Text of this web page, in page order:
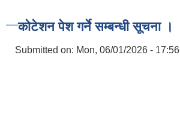
कोटेशन पेश गर्ने सम्बन्धी सूचना ।
Submitted on: Mon, 06/01/2026 - 17:56